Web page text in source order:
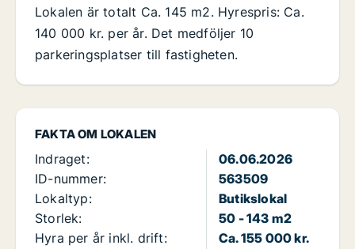
FAKTA OM LOKALEN
Indraget:
06.06.2026
ID-nummer:
563509
Lokaltyp:
Butikslokal
Storlek:
50 - 143 m2
Hyra per år inkl. drift:
Ca. 155 000 kr.
Lokalen är totalt Ca. 145 m2. Hyrespris: Ca.
140 000 kr. per år. Det medföljer 10
parkeringsplatser till fastigheten.